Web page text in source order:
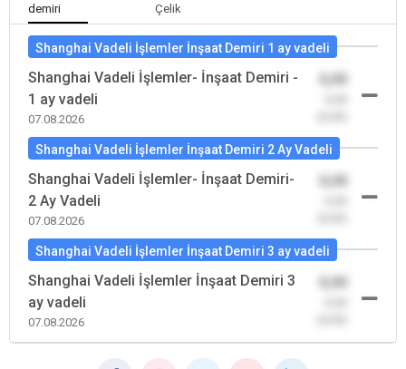
demiri
Çelik
Shanghai Vadeli İşlemler İnşaat Demiri 1 ay vadeli
Shanghai Vadeli İşlemler- İnşaat Demiri -
1 ay vadeli
07.08.2026
Shanghai Vadeli İşlemler İnşaat Demiri 2 Ay Vadeli
Shanghai Vadeli İşlemler- İnşaat Demiri-
2 Ay Vadeli
07.08.2026
Shanghai Vadeli İşlemler İnşaat Demiri 3 ay vadeli
Shanghai Vadeli İşlemler İnşaat Demiri 3
ay vadeli
07.08.2026